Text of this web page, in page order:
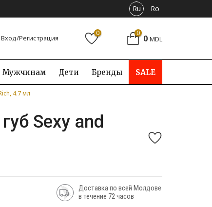
Ru Ro
Вход/Регистрация
0 0 0 MDL
Мужчинам Дети Бренды SALE
4.7 мл
Sexy and
Доставка по всей Молдове
в течение 72 часов